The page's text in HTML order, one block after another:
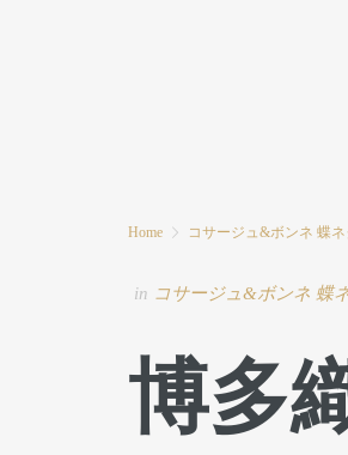
Home コサージュ&ボンネ 蝶ネ
in コサージュ&ボンネ 蝶
博多